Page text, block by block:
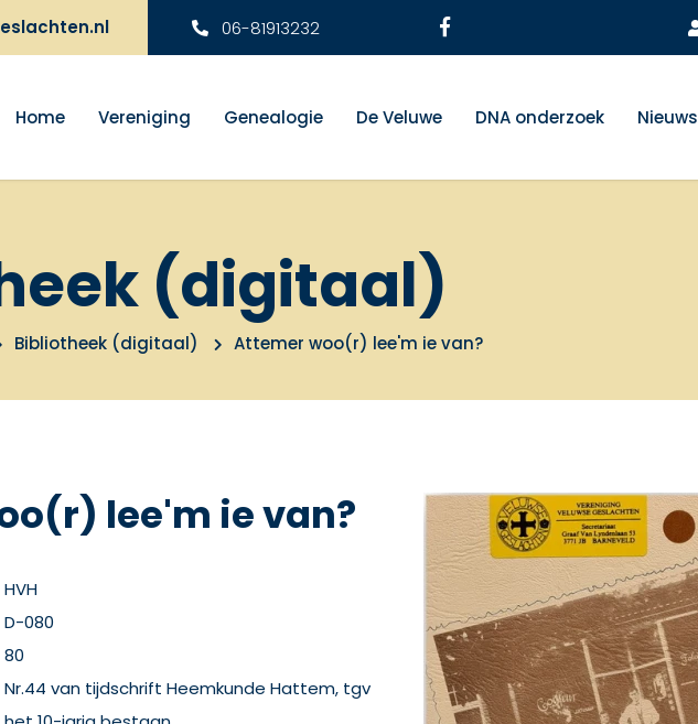
06-81913232
Home Vereniging Genealogie De Veluwe DNA onderzoek Nieuws
(digitaal)
Bibliotheek (digitaal) Attemer woo(r) lee'm ie van?
lee'm ie van?
HVH
D-080
80
Nr.44 van tijdschrift Heemkunde Hattem, tgv